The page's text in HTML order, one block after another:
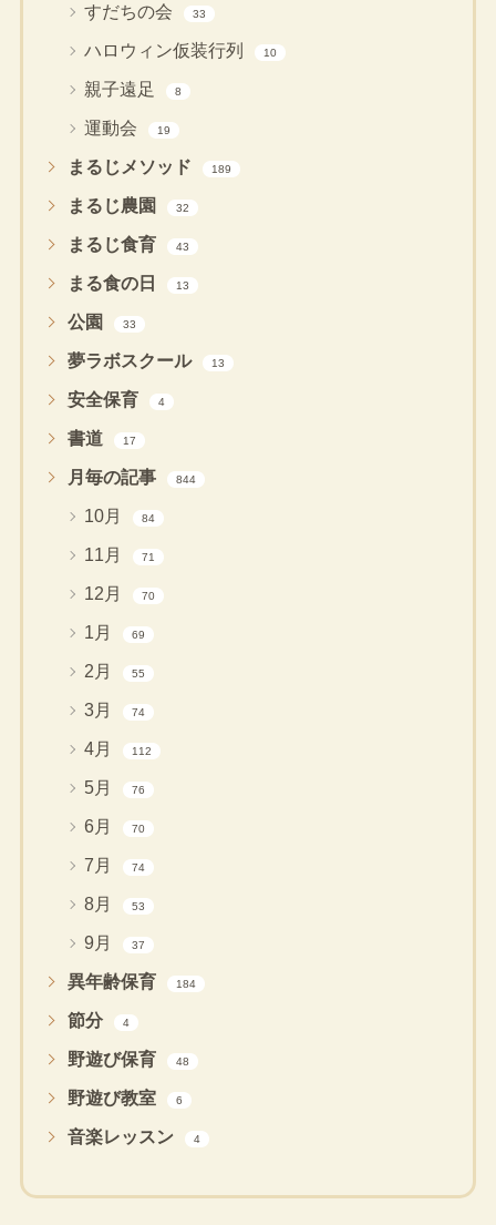
すだちの会 33
ハロウィン仮装行列 10
親子遠足 8
運動会 19
まるじメソッド 189
まるじ農園 32
まるじ食育 43
まる食の日 13
公園 33
夢ラボスクール 13
安全保育 4
書道 17
月毎の記事 844
10月 84
11月 71
12月 70
1月 69
2月 55
3月 74
4月 112
5月 76
6月 70
7月 74
8月 53
9月 37
異年齢保育 184
節分 4
野遊び保育 48
野遊び教室 6
音楽レッスン 4